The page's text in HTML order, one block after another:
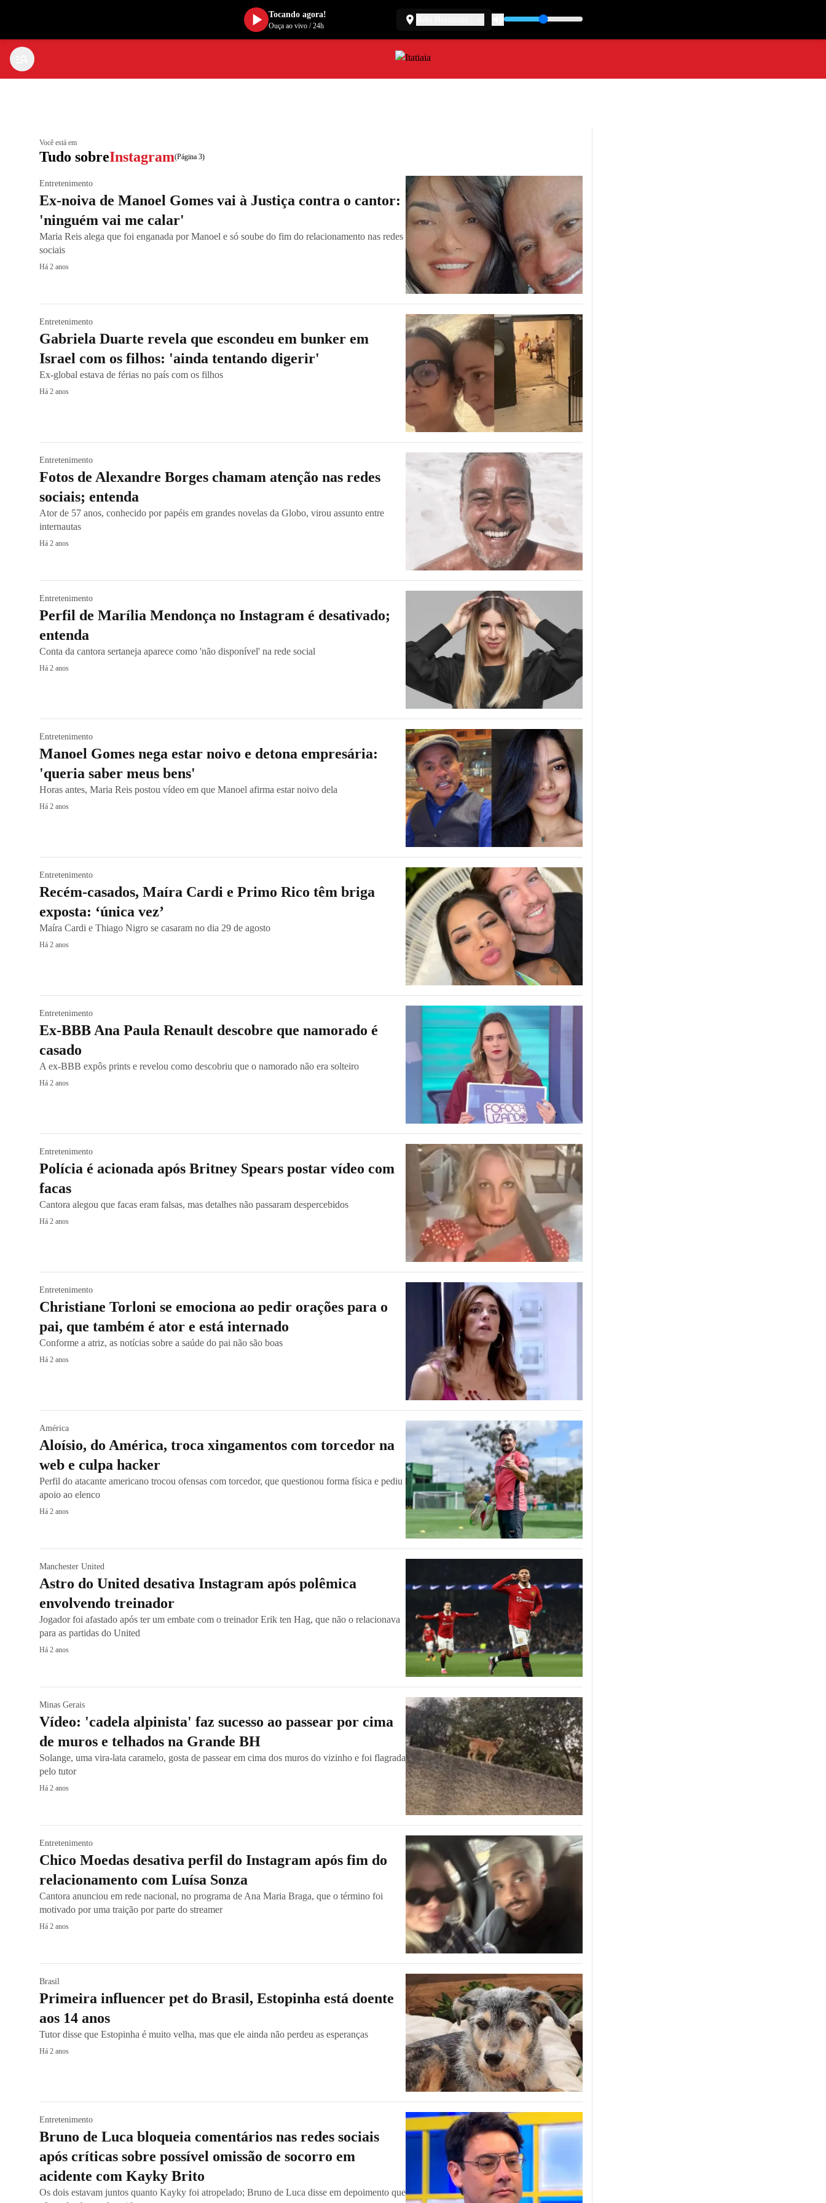
Você está em
Tudo sobreInstagram(Página 3)
Entretenimento
Ex-noiva de Manoel Gomes vai à Justiça contra o cantor:
'ninguém vai me calar'
Maria Reis alega que foi enganada por Manoel e só soube do fim do relacionamento nas redes
sociais
Há 2 anos
Entretenimento
Gabriela Duarte revela que escondeu em bunker em
Israel com os filhos: 'ainda tentando digerir'
Ex-global estava de férias no país com os filhos
Há 2 anos
Entretenimento
Fotos de Alexandre Borges chamam atenção nas redes
sociais; entenda
Ator de 57 anos, conhecido por papéis em grandes novelas da Globo, virou assunto entre
internautas
Há 2 anos
Entretenimento
Perfil de Marília Mendonça no Instagram é desativado;
entenda
Conta da cantora sertaneja aparece como 'não disponível' na rede social
Há 2 anos
Entretenimento
Manoel Gomes nega estar noivo e detona empresária:
'queria saber meus bens'
Horas antes, Maria Reis postou vídeo em que Manoel afirma estar noivo dela
Há 2 anos
Entretenimento
Recém-casados, Maíra Cardi e Primo Rico têm briga
exposta: ‘única vez’
Maíra Cardi e Thiago Nigro se casaram no dia 29 de agosto
Há 2 anos
Entretenimento
Ex-BBB Ana Paula Renault descobre que namorado é
casado
A ex-BBB expôs prints e revelou como descobriu que o namorado não era solteiro
Há 2 anos
Entretenimento
Polícia é acionada após Britney Spears postar vídeo com
facas
Cantora alegou que facas eram falsas, mas detalhes não passaram despercebidos
Há 2 anos
Entretenimento
Christiane Torloni se emociona ao pedir orações para o
pai, que também é ator e está internado
Conforme a atriz, as notícias sobre a saúde do pai não são boas
Há 2 anos
América
Aloísio, do América, troca xingamentos com torcedor na
web e culpa hacker
Perfil do atacante americano trocou ofensas com torcedor, que questionou forma física e pediu
apoio ao elenco
Há 2 anos
Manchester United
Astro do United desativa Instagram após polêmica
envolvendo treinador
Jogador foi afastado após ter um embate com o treinador Erik ten Hag, que não o relacionava
para as partidas do United
Há 2 anos
Minas Gerais
Vídeo: 'cadela alpinista' faz sucesso ao passear por cima
de muros e telhados na Grande BH
Solange, uma vira-lata caramelo, gosta de passear em cima dos muros do vizinho e foi flagrada
pelo tutor
Há 2 anos
Entretenimento
Chico Moedas desativa perfil do Instagram após fim do
relacionamento com Luísa Sonza
Cantora anunciou em rede nacional, no programa de Ana Maria Braga, que o término foi
motivado por uma traição por parte do streamer
Há 2 anos
Brasil
Primeira influencer pet do Brasil, Estopinha está doente
aos 14 anos
Tutor disse que Estopinha é muito velha, mas que ele ainda não perdeu as esperanças
Há 2 anos
Entretenimento
Bruno de Luca bloqueia comentários nas redes sociais
após críticas sobre possível omissão de socorro em
acidente com Kayky Brito
Os dois estavam juntos quanto Kayky foi atropelado; Bruno de Luca disse em depoimento que
Tocando agora!
Ouça ao vivo/24h